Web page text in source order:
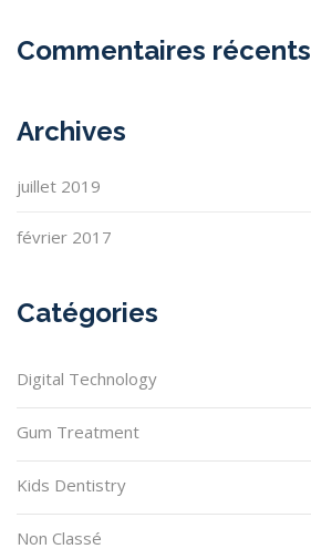
Commentaires récents
Archives
juillet 2019
février 2017
Catégories
Digital Technology
Gum Treatment
Kids Dentistry
Non Classé